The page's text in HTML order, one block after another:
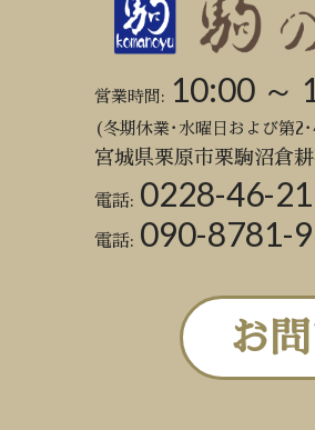
営業時間: 10:00 ～
(冬期休業･水曜日および第2
宮城県栗原市栗駒沼倉
電話: 0228-46-
電話: 090-8781-
お